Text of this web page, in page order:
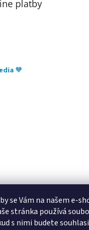
se Vám na našem e-
stránka používá
s nimi budete
platby
🧡
ubytování pod Pálavou
úchytky Siro Blum -